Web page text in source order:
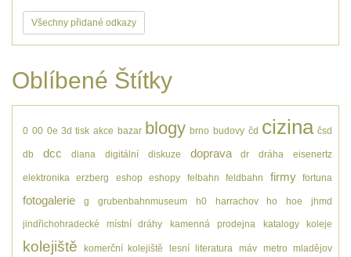
Všechny přidané odkazy
Oblíbené Štítky
0 00 0e 3d tisk akce bazar blogy brno budovy čd cizina čsd
db dcc diana digitální diskuze doprava dr dráha eisenertz
elektronika erzberg eshop eshopy felbahn feldbahn firmy fortuna
fotogalerie g grubenbahnmuseum h0 harrachov ho hoe jhmd
jindřichohradecké místní dráhy kamenná prodejna katalogy koleje
kolejiště komerční kolejiště lesní literatura máv metro mladějov